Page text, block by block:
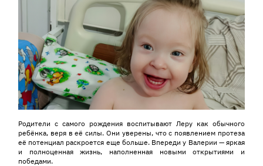
Родители с самого рождения воспитывают Леру как обычного
ребёнка, веря в её силы. Они уверены, что с появлением протеза
её потенциал раскроется еще больше. Впереди у Валерии — яркая
и полноценная жизнь, наполненная новыми открытиями и
победами.